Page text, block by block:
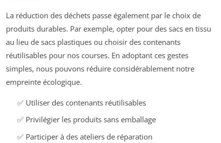
La réduction des déchets passe également par le choix de
produits durables. Par exemple, opter pour des sacs en tissu
au lieu de sacs plastiques ou choisir des contenants
réutilisables pour nos courses. En adoptant ces gestes
simples, nous pouvons réduire considérablement notre
empreinte écologique.
✅ Utiliser des contenants réutilisables
✅ Privilégier les produits sans emballage
✅ Participer à des ateliers de réparation